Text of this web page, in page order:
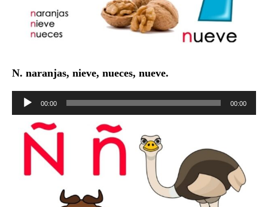
N. naranjas, nieve, nueces, nueve.
Reproductor
audio
00:00 00:00